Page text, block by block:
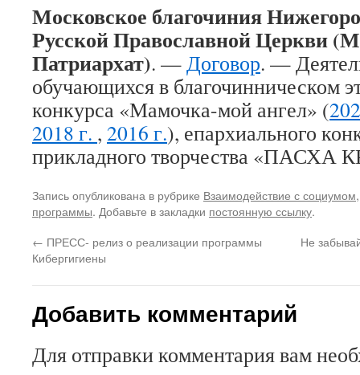
Московское благочиния
Русской Православной Церкви
Патриархат). —Договор. —
обучающихся в благочинническом
конкурса «Мамочка-мой ангел» (
2018 г. , 2016 г.), епархиального
прикладного творчества «ПАСХА
Запись опубликована в рубрике Взаимодействие с социумом
программы. Добавьте в закладки постоянную ссылку.
← ПРЕСС- релиз о реализации программы
Кибергигиены
Не
Добавить комментарий
Для отправки комментария вам